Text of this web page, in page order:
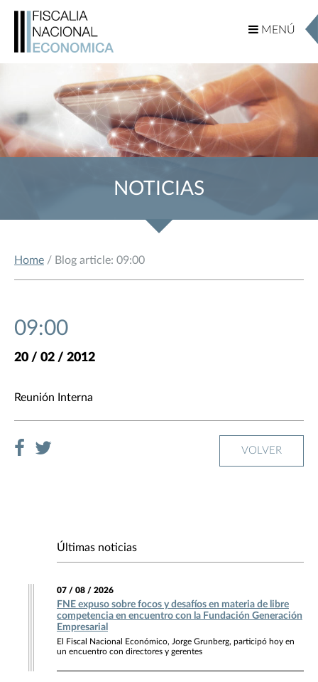
MENÚ
MENÚ
NOTICIAS
Home / Blog article: 09:00
09:00
20 / 02 / 2012
Reunión Interna
VOLVER
Últimas noticias
07 / 08 / 2026
FNE expuso sobre focos y desafíos en materia de libre
competencia en encuentro con la Fundación Generación
Empresarial
El Fiscal Nacional Económico, Jorge Grunberg, participó hoy en
un encuentro con directores y gerentes